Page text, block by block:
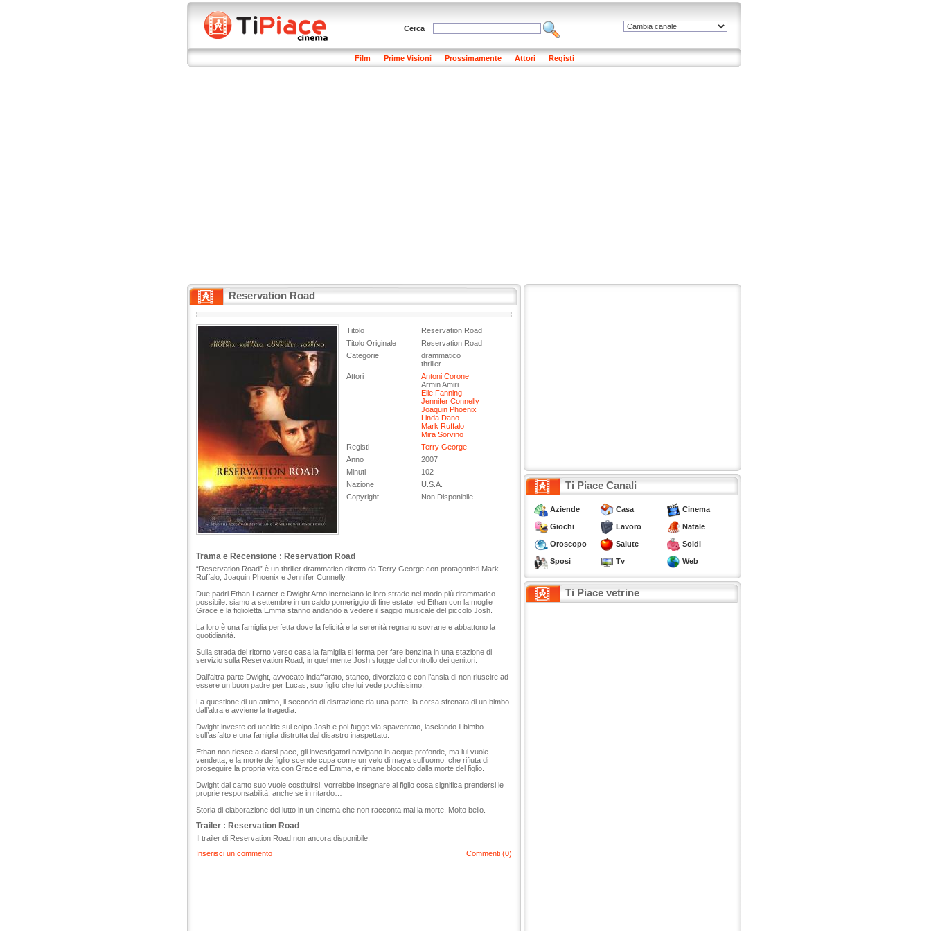
Cerca
Film Prime Visioni Prossimamente Attori Registi
Reservation Road
Titolo
Reservation Road
Titolo Originale
Reservation Road
Categorie
drammatico
thriller
Attori
Antoni Corone
Armin Amiri
Elle Fanning
Jennifer Connelly
Joaquin Phoenix
Linda Dano
Mark Ruffalo
Mira Sorvino
Registi
Terry George
Anno
2007
Minuti
102
Nazione
U.S.A.
Copyright
Non Disponibile
Trama e Recensione : Reservation Road
“Reservation Road” è un thriller drammatico diretto da Terry George con protagonisti Mark
Ruffalo, Joaquin Phoenix e Jennifer Connelly.
Due padri Ethan Learner e Dwight Arno incrociano le loro strade nel modo più drammatico
possibile: siamo a settembre in un caldo pomeriggio di fine estate, ed Ethan con la moglie
Grace e la figlioletta Emma stanno andando a vedere il saggio musicale del piccolo Josh.
La loro è una famiglia perfetta dove la felicità e la serenità regnano sovrane e abbattono la
quotidianità.
Sulla strada del ritorno verso casa la famiglia si ferma per fare benzina in una stazione di
servizio sulla Reservation Road, in quel mente Josh sfugge dal controllo dei genitori.
Dall’altra parte Dwight, avvocato indaffarato, stanco, divorziato e con l’ansia di non riuscire ad
essere un buon padre per Lucas, suo figlio che lui vede pochissimo.
La questione di un attimo, il secondo di distrazione da una parte, la corsa sfrenata di un bimbo
dall’altra e avviene la tragedia.
Dwight investe ed uccide sul colpo Josh e poi fugge via spaventato, lasciando il bimbo
sull’asfalto e una famiglia distrutta dal disastro inaspettato.
Ethan non riesce a darsi pace, gli investigatori navigano in acque profonde, ma lui vuole
vendetta, e la morte de figlio scende cupa come un velo di maya sull’uomo, che rifiuta di
proseguire la propria vita con Grace ed Emma, e rimane bloccato dalla morte del figlio.
Dwight dal canto suo vuole costituirsi, vorrebbe insegnare al figlio cosa significa prendersi le
proprie responsabilità, anche se in ritardo…
Storia di elaborazione del lutto in un cinema che non racconta mai la morte. Molto bello.
Trailer : Reservation Road
Il trailer di Reservation Road non ancora disponibile.
Commenti (0)
Inserisci un commento
Ti Piace Canali
Aziende Casa Cinema
Giochi Lavoro Natale
Oroscopo Salute Soldi
Sposi Tv Web
Ti Piace vetrine